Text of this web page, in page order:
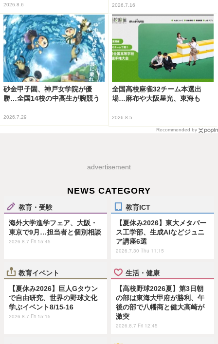
2026.8.6 2026.7.16
砂金甲子園、神戸女学院が優
勝…全国14校の中高生が腕競う
2026.7.29
全国高校麻雀32チーム本選出
場…麻布や大阪星光、東海も
2026.8.5
Recommended by
advertisement
NEWS CATEGORY
教育・受験
海外大学進学フェア、大阪・
東京で9月…担当者と個別相談
2026.8.7 Fri 15:45
教育ICT
【夏休み2026】東大メタバー
ス工学部、生成AIなどジュニ
ア講座6選
2026.7.30 Thu 11:15
教育イベント
【夏休み2026】巨人Gタウン
で自由研究、世界の野球文化
学ぶイベント8/15-16
2026.8.7 Fri 15:15
生活・健康
【高校野球2026夏】第3日朝
の部は東海大甲府が勝利、午
後の部で八幡商と健大高崎が
激突
2026.8.7 Fri 12:45